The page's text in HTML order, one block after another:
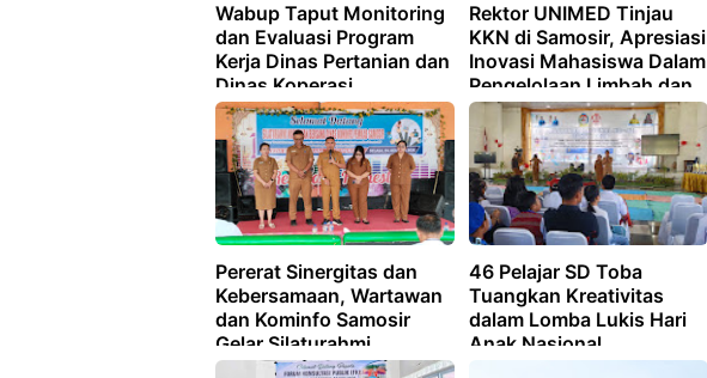
Wabup Taput Monitoring
dan Evaluasi Program
Kerja Dinas Pertanian dan
Dinas Koperasi
Rektor UNIMED Tinjau
KKN di Samosir, Apresiasi
Inovasi Mahasiswa Dalam
Pengelolaan Limbah dan
Pertanian Ramah
Lingkungan
Pererat Sinergitas dan
Kebersamaan, Wartawan
dan Kominfo Samosir
Gelar Silaturahmi
46 Pelajar SD Toba
Tuangkan Kreativitas
dalam Lomba Lukis Hari
Anak Nasional